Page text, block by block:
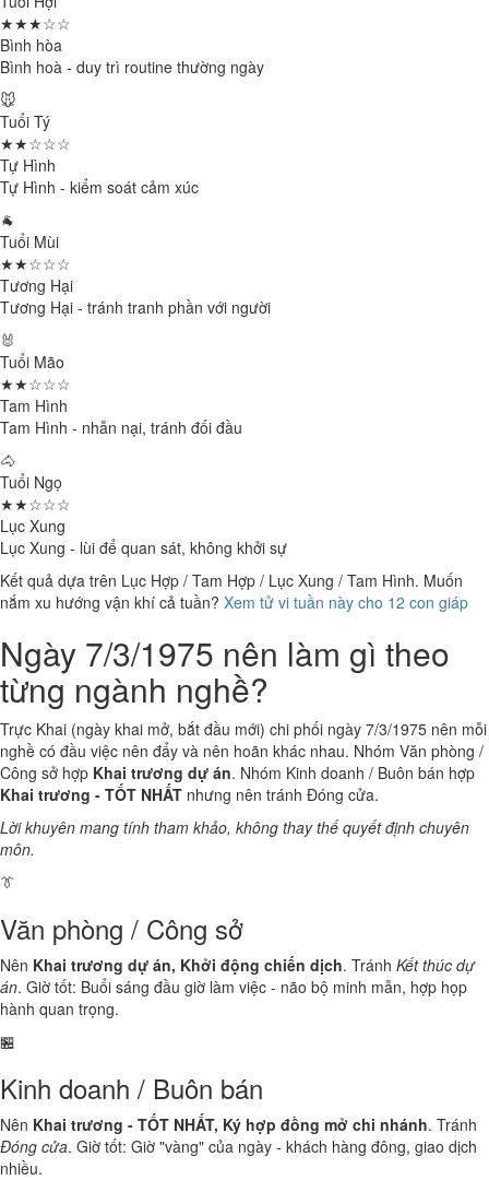
★★★☆☆
Bình hòa
Bình hoà - duy trì routine thường ngày
🐭
Tuổi Tý
★★☆☆☆
Tự Hình
Tự Hình - kiểm soát cảm xúc
🐐
Tuổi Mùi
★★☆☆☆
Tương Hại
Tương Hại - tránh tranh phần với người
🐰
Tuổi Mão
★★☆☆☆
Tam Hình
Tam Hình - nhẫn nại, tránh đối đầu
🐴
Tuổi Ngọ
★★☆☆☆
Lục Xung
Lục Xung - lùi để quan sát, không khởi sự
Kết quả dựa trên Lục Hợp / Tam Hợp / Lục Xung / Tam Hình. Muốn
nắm xu hướng vận khí cả tuần? Xem tử vi tuần này cho 12 con giáp
Ngày 7/3/1975 nên làm gì theo
từng ngành nghề?
Trực Khai (ngày khai mở, bắt đầu mới) chi phối ngày 7/3/1975 nên mỗi
nghề có đầu việc nên đẩy và nên hoãn khác nhau. Nhóm Văn phòng /
Công sở hợp Khai trương dự án. Nhóm Kinh doanh / Buôn bán hợp
Khai trương - TỐT NHẤT nhưng nên tránh Đóng cửa.
Lời khuyên mang tính tham khảo, không thay thế quyết định chuyên
môn.
👔
Văn phòng / Công sở
Nên Khai trương dự án, Khởi động chiến dịch. Tránh Kết thúc dự
án. Giờ tốt: Buổi sáng đầu giờ làm việc - não bộ minh mẫn, hợp họp
hành quan trọng.
🏪
Kinh doanh / Buôn bán
Nên Khai trương - TỐT NHẤT, Ký hợp đồng mở chi nhánh. Tránh
Đóng cửa. Giờ tốt: Giờ "vàng" của ngày - khách hàng đông, giao dịch
nhiều.